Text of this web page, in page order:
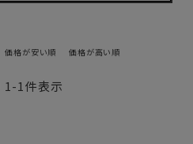
価格が安い順 価格が高い順
1 -1 件表示